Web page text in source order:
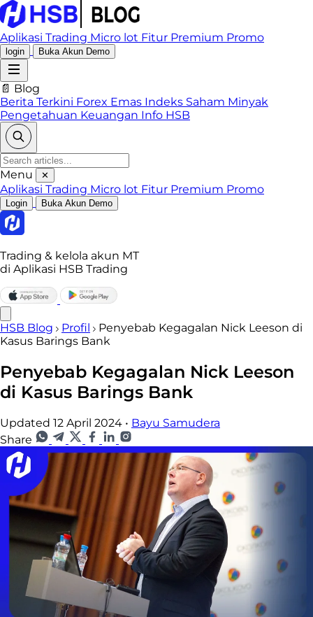
Aplikasi Trading Micro lot Fitur Premium Promo
login Buka Akun Demo
📄 Blog
Berita Terkini Forex Emas Indeks Saham Minyak
Pengetahuan Keuangan Info HSB
Menu ✕
Aplikasi Trading Micro lot Fitur Premium Promo
Login Buka Akun Demo
Trading & kelola akun MT
di Aplikasi HSB Trading
HSB Blog Profil
Penyebab Kegagalan Nick Leeson di
Kasus Barings Bank
Penyebab Kegagalan Nick Leeson
di Kasus Barings Bank
Updated 12 April 2024 • Bayu Samudera
Share